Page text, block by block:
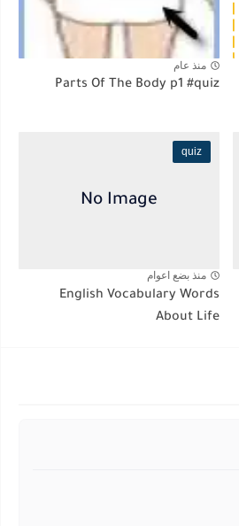
منذ عام
Parts Of The Body p1 #quiz
quiz
منذ بضع اعوام
English Vocabulary Words
About Life